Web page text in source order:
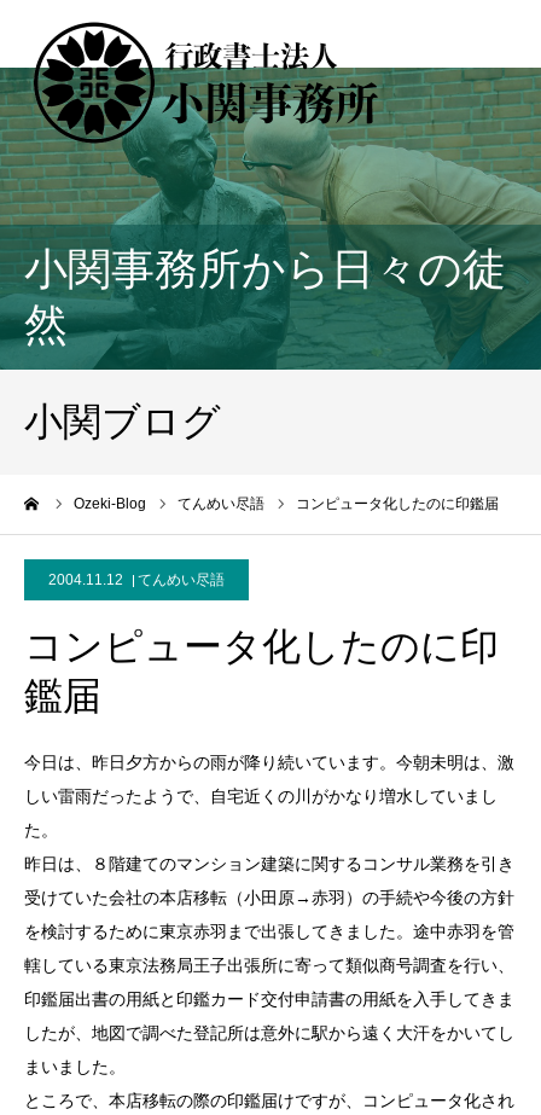
小関事務所から日々の徒
然
小関ブログ
Ozeki-Blog てんめい尽語 コンピュータ化したのに印鑑届
2004.11.12 てんめい尽語
コンピュータ化したのに印
鑑届
今日は、昨日夕方からの雨が降り続いています。今朝未明は、激
しい雷雨だったようで、自宅近くの川がかなり増水していまし
た。
昨日は、８階建てのマンション建築に関するコンサル業務を引き
受けていた会社の本店移転（小田原→赤羽）の手続や今後の方針
を検討するために東京赤羽まで出張してきました。途中赤羽を管
轄している東京法務局王子出張所に寄って類似商号調査を行い、
印鑑届出書の用紙と印鑑カード交付申請書の用紙を入手してきま
したが、地図で調べた登記所は意外に駅から遠く大汗をかいてし
まいました。
ところで、本店移転の際の印鑑届けですが、コンピュータ化され